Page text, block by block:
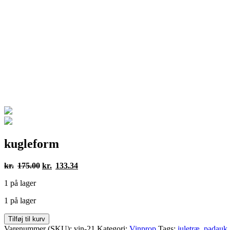
kugleform
kr. 175.00 Den
kr. 133.34Den
1 på lager
1 på lager
kugleform
antal
Tilføj til kurv